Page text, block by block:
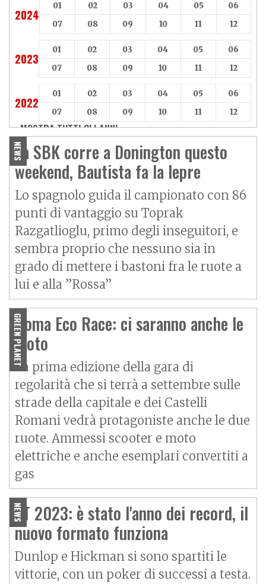
2024
01 02 03 04 05
06
07
08 09 10 11 12
2023
01 02 03 04 05
06
07
08 09 10 11 12
2022
01 02 03 04 05
06
07
08 09 10 11 12
MOSTRA TUTTI GLI ANNI »
NEWS
La SBK corre a Donington questo
weekend, Bautista fa la lepre
Lo spagnolo guida il campionato con 86
punti di vantaggio su Toprak
Razgatlioglu, primo degli inseguitori, e
sembra proprio che nessuno sia in
grado di mettere i bastoni fra le ruote a
lui e alla ”Rossa”
GREEN PLANET
Roma Eco Race: ci saranno anche le
moto
La prima edizione della gara di
regolarità che si terrà a settembre sulle
strade della capitale e dei Castelli
Romani vedrà protagoniste anche le due
ruote. Ammessi scooter e moto
elettriche e anche esemplari convertiti a
gas
NEWS
TT 2023: è stato l'anno dei record, il
nuovo formato funziona
Dunlop e Hickman si sono spartiti le
vittorie, con un poker di successi a testa.